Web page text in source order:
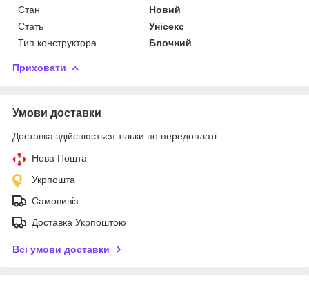
Стан
Новий
Стать
Унісекс
Тип конструктора
Блочний
Приховати
Умови доставки
Доставка здійснюється тільки по передоплаті.
Нова Пошта
Укрпошта
Самовивіз
Доставка Укрпоштою
Всі умови доставки